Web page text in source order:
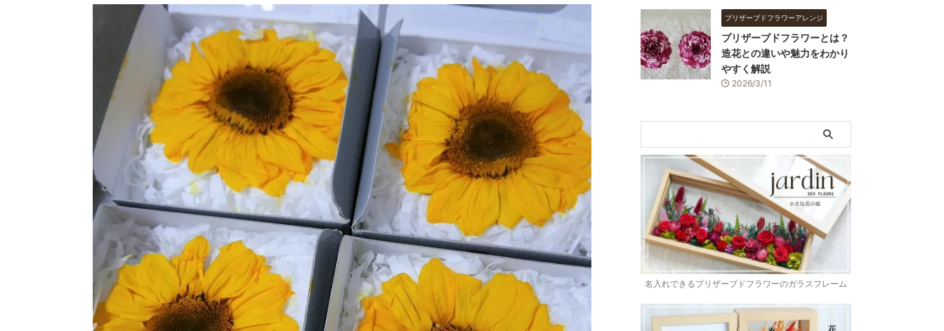
プリザーブドフラワーアレンジ
プリザーブドフラワーとは？
造花との違いや魅力をわかり
やすく解説
2026/3/11
名入れできるプリザーブドフラワーのガラスフレーム